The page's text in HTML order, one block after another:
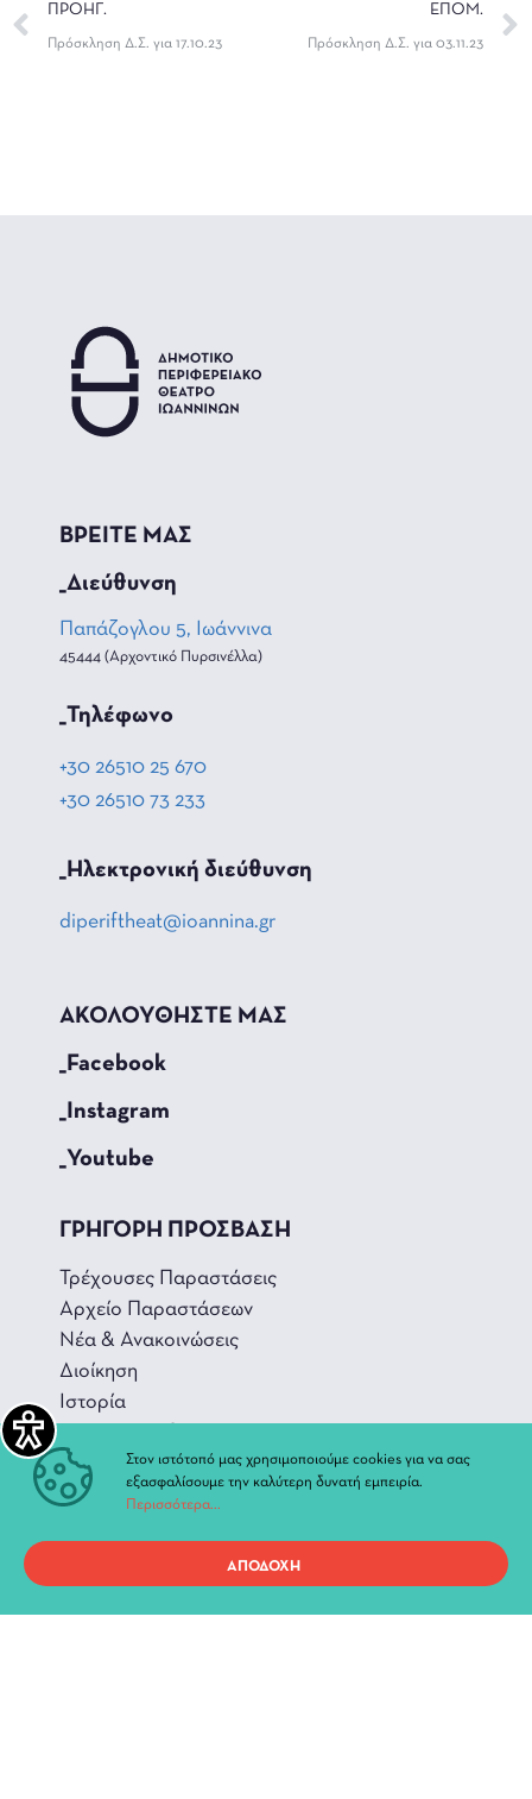
ΠΡΟΗΓ.
Πρόσκληση Δ.Σ. για 17.10.23
ΕΠΟΜ.
Πρόσκληση Δ.Σ. για 03.11.23
ΒΡΕΙΤΕ ΜΑΣ
_Διεύθυνση
Παπάζογλου 5, Ιωάννινα
45444 (Αρχοντικό Πυρσινέλλα)
_Τηλέφωνο
+30 26510 25 670
+30 26510 73 233
_Hλεκτρονική διεύθυνση
diperiftheat@ioannina.gr
ΑΚΟΛΟΥΘΗΣΤΕ ΜΑΣ
_Facebook
_Instagram
_Youtube
ΓΡΗΓΟΡΗ ΠΡΟΣΒΑΣΗ
Τρέχουσες Παραστάσεις
Αρχείο Παραστάσεων
Νέα & Ανακοινώσεις
Διοίκηση
Ιστορία
Προσωπικά Δεδομένα
Όροι χρήσης ιστοτόπου
Στον ιστότοπό μας χρησιμοποιούμε cookies για να σας
εξασφαλίσουμε την καλύτερη δυνατή εμπειρία.
Περισσότερα...
ΑΠΟΔΟΧΗ